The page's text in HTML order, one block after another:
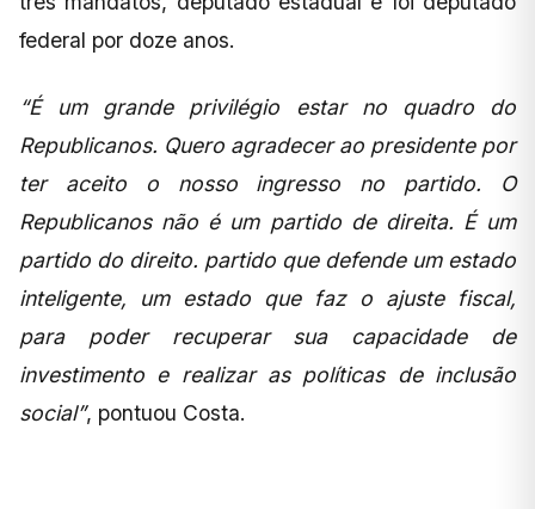
federal por doze anos.
“É um grande privilégio estar no quadro do
Republicanos. Quero agradecer ao presidente por
ter aceito o nosso ingresso no partido. O
Republicanos não é um partido de direita. É um
partido do direito. partido que defende um estado
inteligente, um estado que faz o ajuste fiscal,
para poder recuperar sua capacidade de
investimento e realizar as políticas de inclusão
social”, pontuou Costa.